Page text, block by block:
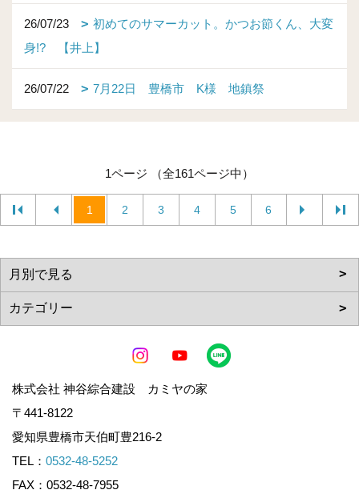
26/07/23
初めてのサマーカット。かつお節くん、大変
身!? 【井上】
26/07/22 7月22日 豊橋市 K様 地鎮祭
1ページ （全161ページ中）
1 2 3 4 5 6
株式会社 神谷綜合建設 カミヤの家
〒441-8122
愛知県豊橋市天伯町豊216-2
TEL： 0532-48-5252
FAX：0532-48-7955